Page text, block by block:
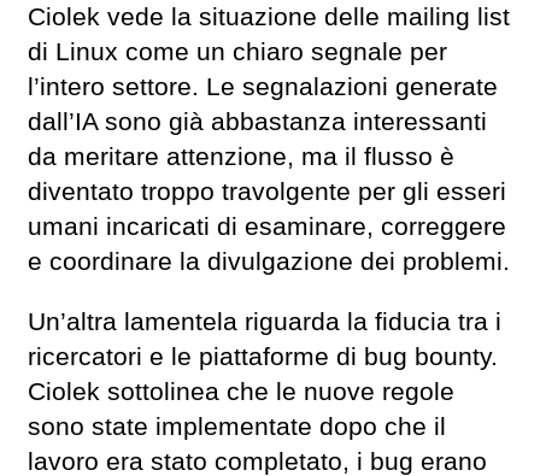
Ciolek vede la situazione delle mailing list
di Linux come un chiaro segnale per
l’intero settore. Le segnalazioni generate
dall’IA sono già abbastanza interessanti
da meritare attenzione, ma il flusso è
diventato troppo travolgente per gli esseri
umani incaricati di esaminare, correggere
e coordinare la divulgazione dei problemi.
Un’altra lamentela riguarda la fiducia tra i
ricercatori e le piattaforme di bug bounty.
Ciolek sottolinea che le nuove regole
sono state implementate dopo che il
lavoro era stato completato, i bug erano